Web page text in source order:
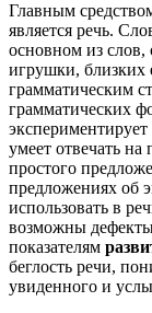
Главным
является речь.
основном из
игрушки, близких
грамматическим
грамматических
умеет отвечать
простого
предложениях об
использовать в
возможны
показателям
беглость речи,
увиденного и